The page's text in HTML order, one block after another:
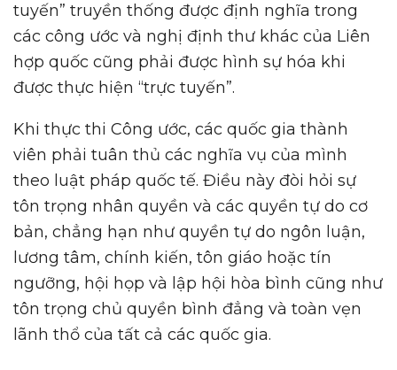
tuyến” truyền thống được định nghĩa trong
các công ước và nghị định thư khác của Liên
hợp quốc cũng phải được hình sự hóa khi
được thực hiện “trực tuyến”.
Khi thực thi Công ước, các quốc gia thành
viên phải tuân thủ các nghĩa vụ của mình
theo luật pháp quốc tế. Điều này đòi hỏi sự
tôn trọng nhân quyền và các quyền tự do cơ
bản, chẳng hạn như quyền tự do ngôn luận,
lương tâm, chính kiến, tôn giáo hoặc tín
ngưỡng, hội họp và lập hội hòa bình cũng như
tôn trọng chủ quyền bình đẳng và toàn vẹn
lãnh thổ của tất cả các quốc gia.